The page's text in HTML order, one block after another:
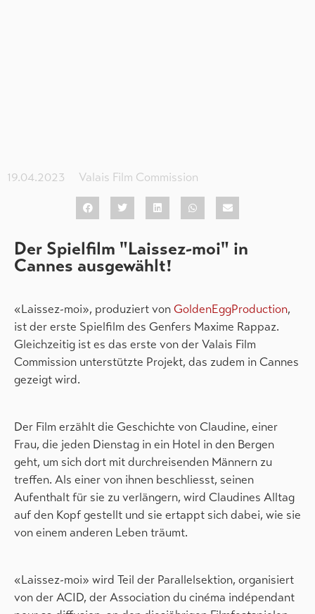
19.04.2023 Valais Film Commission
Der Spielfilm "Laissez-moi" in
Cannes ausgewählt!
«Laissez-moi», produziert vonGoldenEggProduction,
ist der erste Spielfilm des Genfers Maxime Rappaz.
Gleichzeitig ist es das erste von der Valais Film
Commission unterstützte Projekt, das zudem in Cannes
gezeigt wird.
Der Film erzählt die Geschichte von Claudine, einer
Frau, die jeden Dienstag in ein Hotel in den Bergen
geht, um sich dort mit durchreisenden Männern zu
treffen. Als einer von ihnen beschliesst, seinen
Aufenthalt für sie zu verlängern, wird Claudines Alltag
auf den Kopf gestellt und sie ertappt sich dabei, wie sie
von einem anderen Leben träumt.
«Laissez-moi» wird Teil der Parallelsektion, organisiert
von der ACID, der Association du cinéma indépendant